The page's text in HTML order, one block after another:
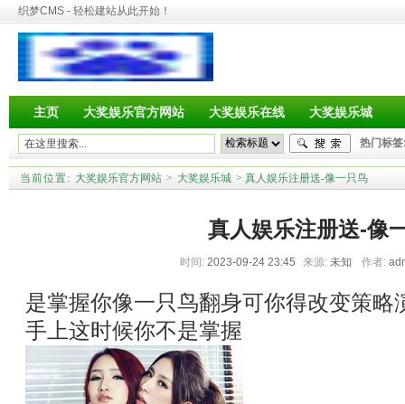
织梦CMS - 轻松建站从此开始！
主页 大奖娱乐官方网站 大奖娱乐在线 大奖娱乐城
热门标
当前位置: 大奖娱乐官方网站 > 大奖娱乐城 > 真人娱乐注册送-像一只鸟
真人娱乐注册送-像
时间: 2023-09-24 23:45 来源: 未知 作者:
是掌握你像一只鸟翻身可你得改变策略
手上这时候你不是掌握